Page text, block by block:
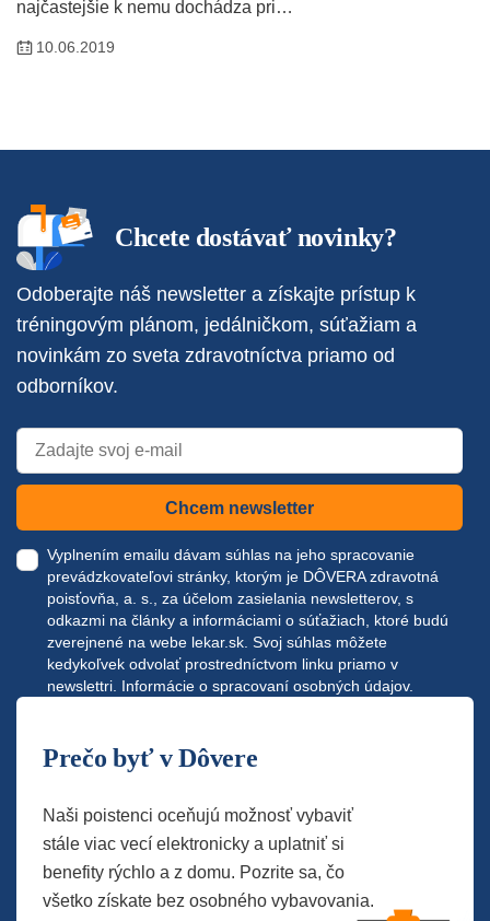
najčastejšie k nemu dochádza pri…
10.06.2019
Chcete dostávať novinky?
Odoberajte náš newsletter a získajte prístup k
tréningovým plánom, jedálničkom, súťažiam a
novinkám zo sveta zdravotníctva priamo od
odborníkov.
Chcem newsletter
Vyplnením emailu dávam súhlas na jeho spracovanie
prevádzkovateľovi stránky, ktorým je DÔVERA zdravotná
poisťovňa, a. s., za účelom zasielania newsletterov, s
odkazmi na články a informáciami o súťažiach, ktoré budú
zverejnené na webe lekar.sk. Svoj súhlas môžete
kedykoľvek odvolať prostredníctvom linku priamo v
newslettri. Informácie o spracovaní osobných údajov.
Prečo byť v Dôvere
Naši poistenci oceňujú možnosť vybaviť
stále viac vecí elektronicky a uplatniť si
benefity rýchlo a z domu. Pozrite sa, čo
všetko získate bez osobného vybavovania.